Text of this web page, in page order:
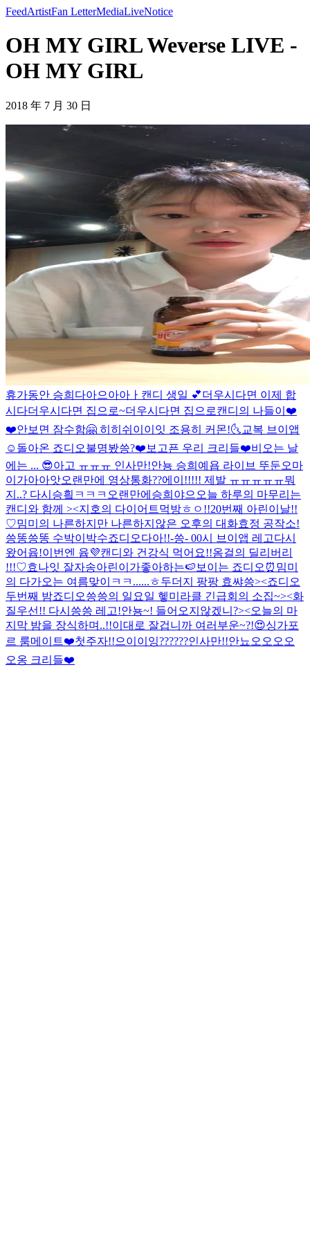
FeedArtistFan LetterMediaLiveNotice
OH MY GIRL Weverse LIVE -
OH MY GIRL
2018 年 7 月 30 日
휴가동안 승희다아으아아ㅏ 캔디 생일 💕더우시다면 이제 합
시다더우시다면 집으로~더우시다면 집으로캔디의 나들이❤️
❤️안보면 잠수함🤗 히히 쉬이이잇 조용히 커몬!🌜교복 브이앱
☺️ 돌아온 죠디오불명봤씅?❤️보고픈 우리 크리들❤️비오는 날
에는 ... 😎아고 ㅠㅠㅠ 인사만!안뇽 승희예욥 라이브 뚜둔오마
이가아아앗오랜만에 영상통화??에이!!!!! 제발 ㅠㅠㅠㅠㅠ뭐
지..? 다시승힄ㅋㅋㅋ 오랜만에승희야으 오늘 하루의 마무리는
캔디와 함께 ><지호의 다이어트먹방ㅎㅇ!!20번째 아린이날!!
♡밈미의 나른하지만 나른하지않은 오후의 대화효정 공작소!
씅똥씅똥 수박이박수죠디오다아!!-씅- 00시 브이앱 레고다시
왔어윱!이번엔 윱💜캔디와 건강식 먹어요!!옴걸의 딜리버리
!!!♡효나잇 잘자송아린이가좋아하는🍉 보이는 죠디오⏰ 밈미
의 다가오는 여름맞이ㅋㅋ......ㅎ두더지 팡팡 효쌰씅><죠디오
두번째 밤죠디오씅씅의 일요일 헿미라클 긴급회의 소집~><화
질우선!! 다시씅씅 레고!안뇽~! 들어오지않겠니?><오늘의 마
지막 밤을 장식하며..!!이대로 잘겁니까 여러부운~?!😍싱가포
르 룸메이트❤️첫주자!!으이이잉??????인사만!!안뇨오오오오
오옹 크리들❤️